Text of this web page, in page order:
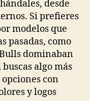
desde
Si prefieres
modelos que
pasadas, como
dominaban
algo más
con
y logos